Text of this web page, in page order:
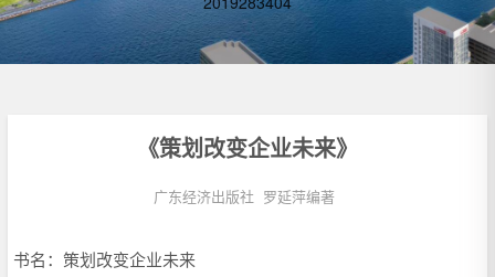
《策划改变企业未来》
广东经济出版社 罗延萍编著
书名：策划改变企业未来